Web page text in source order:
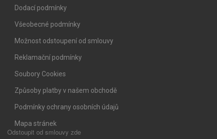
Dodací podmínky
Všeobecné podmínky
Možnost odstoupení od smlouvy
Reklamační podmínky
Soubory Cookies
Způsoby platby v našem obchodě
Podmínky ochrany osobních údajů
Mapa stránek
Odstoupit od smlouvy zde